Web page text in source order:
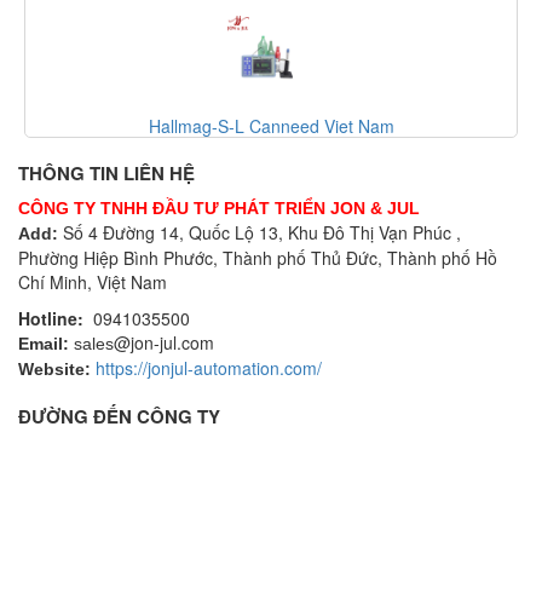
Hallmag-S-L Canneed Viet Nam
THÔNG TIN LIÊN HỆ
CÔNG TY TNHH ĐẦU TƯ PHÁT TRIỂN JON & JUL
Add: Số 4 Đường 14, Quốc Lộ 13, Khu Đô Thị Vạn Phúc ,
Phường Hiệp Bình Phước, Thành phố Thủ Đức, Thành phố Hồ
Chí Minh, Việt Nam
Hotline: 0941035500
Email: sales@jon-jul.com
Website: https://jonjul-automation.com/
ĐƯỜNG ĐẾN CÔNG TY